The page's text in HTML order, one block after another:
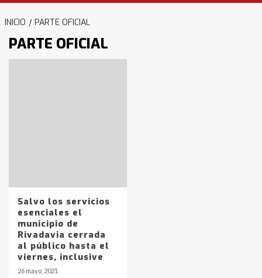
INICIO PARTE OFICIAL
PARTE OFICIAL
Salvo los servicios
esenciales el
municipio de
Rivadavia cerrada
al público hasta el
viernes, inclusive
26 mayo, 2021
4
5
Los precios de los combustibles en
La Pampa, desde YPF hasta Axion